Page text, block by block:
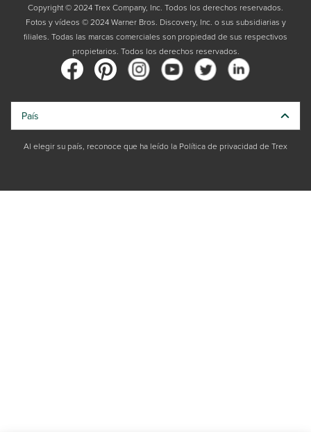
Copyright © 2024 Trex Company, Inc. Todos los derechos reservados.
Fotos y vídeos © 2024 Warner Bros. Discovery, Inc. o sus subsidiarias y
filiales. Todas las marcas comerciales son propiedad de sus respectivos
propietarios. Todos los derechos reservados.
País
Al elegir su país, reconoce que ha leído la Política de privacidad de Trex